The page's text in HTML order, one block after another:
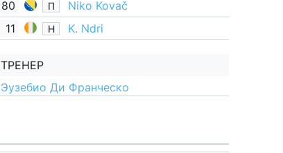
80
П
Niko Kovač
11
Н K. Ndri
ТРЕНЕР
Эузебио Ди Франческо